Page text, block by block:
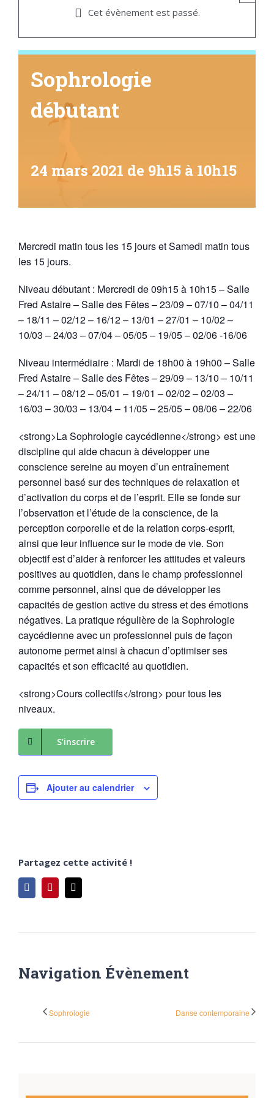
Cet évènement est passé.
Sophrologie
débutant
24 mars 2021 de 9h15 à 10h15
Mercredi matin tous les 15 jours et Samedi matin tous
les 15 jours.
Niveau débutant : Mercredi de 09h15 à 10h15 – Salle
Fred Astaire – Salle des Fêtes – 23/09 – 07/10 – 04/11
– 18/11 – 02/12 – 16/12 – 13/01 – 27/01 – 10/02 –
10/03 – 24/03 – 07/04 – 05/05 – 19/05 – 02/06 -16/06
Niveau intermédiaire : Mardi de 18h00 à 19h00 – Salle
Fred Astaire – Salle des Fêtes – 29/09 – 13/10 – 10/11
– 24/11 – 08/12 – 05/01 – 19/01 – 02/02 – 02/03 –
16/03 – 30/03 – 13/04 – 11/05 – 25/05 – 08/06 – 22/06
<strong>La Sophrologie caycédienne</strong> est une
discipline qui aide chacun à développer une
conscience sereine au moyen d’un entraînement
personnel basé sur des techniques de relaxation et
d’activation du corps et de l’esprit. Elle se fonde sur
l’observation et l’étude de la conscience, de la
perception corporelle et de la relation corps-esprit,
ainsi que leur influence sur le mode de vie. Son
objectif est d’aider à renforcer les attitudes et valeurs
positives au quotidien, dans le champ professionnel
comme personnel, ainsi que de développer les
capacités de gestion active du stress et des émotions
négatives. La pratique régulière de la Sophrologie
caycédienne avec un professionnel puis de façon
autonome permet ainsi à chacun d’optimiser ses
capacités et son efficacité au quotidien.
<strong>Cours collectifs</strong> pour tous les
niveaux.
S’inscrire
Ajouter au calendrier
Partagez cette activité !
FacebookPinterest
Navigation Évènement
Sophrologie Danse contemporaine